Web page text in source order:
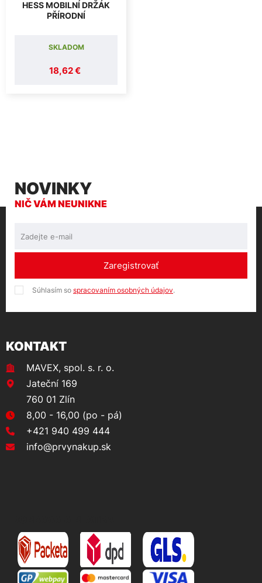
HESS MOBILNÍ DRŽÁK
PŘÍRODNÍ
18,62 €
SKLADOM
NOVINKY
NIČ VÁM NEUNIKNE
Zaregistrovať
Súhlasím so spracovaním osobných údajov.
KONTAKT
MAVEX, spol. s. r. o.
Jateční 169
760 01 Zlín
8,00 - 16,00 (po - pá)
+421 940 499 444
info@prvynakup.sk